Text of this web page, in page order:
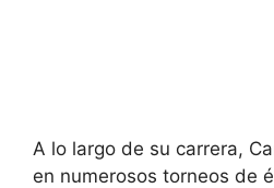
A lo largo de su carrera,
en numerosos torneos de